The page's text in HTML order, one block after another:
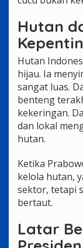
Hutan
Hutan
hijau. Ia
sangat luas.
benteng
kekeringan.
dan lokal
hutan.
Ketika
kelola hutan,
sektor, tetapi
bertaut.
Latar